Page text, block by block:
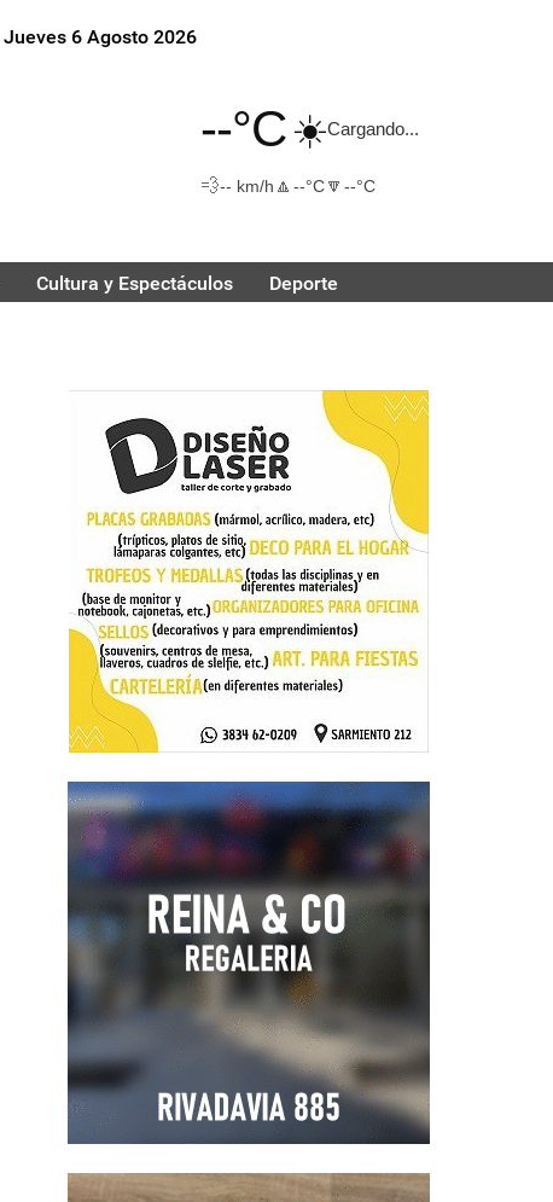
Jueves 6 Agosto 2026
--°C☀️Cargando...
💨-- km/h 🔼 --°C🔽 --°C
Cultura y Espectáculos Deporte